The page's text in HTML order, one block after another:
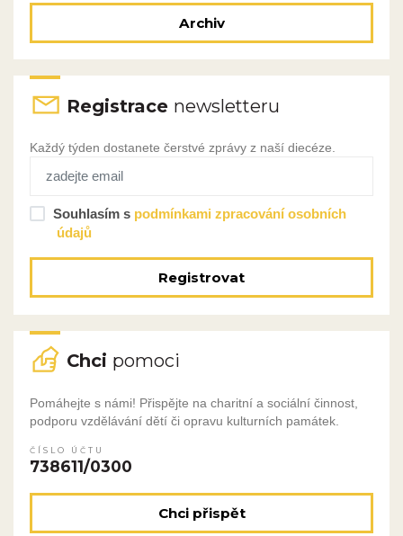
Archiv
Registrace newsletteru
Každý týden dostanete čerstvé zprávy z naší diecéze.
Souhlasím s podmínkami zpracování osobních
údajů
Registrovat
Chci pomoci
Pomáhejte s námi! Přispějte na charitní a sociální činnost,
podporu vzdělávání dětí či opravu kulturních památek.
ČÍSLO ÚČTU
738611/0300
Chci přispět